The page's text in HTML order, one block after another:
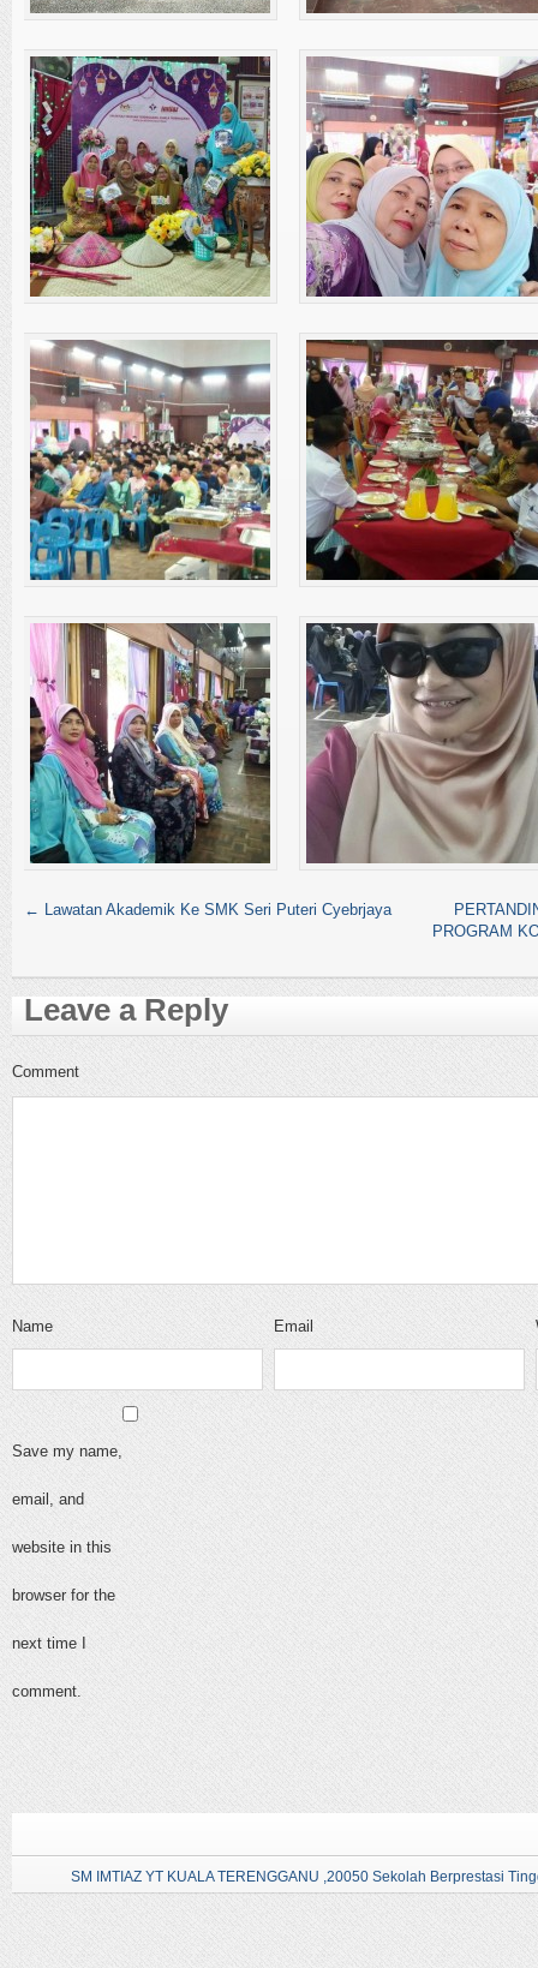
← Lawatan Akademik Ke SMK Seri Puteri Cyebrjaya
PROGRAM
Leave a Reply
Comment
Name Email
Save my name,
email, and
website in this
browser for the
next time I
comment.
SM IMTIAZ YT KUALA TERENGGANU ,20050 Sekolah Berprestasi